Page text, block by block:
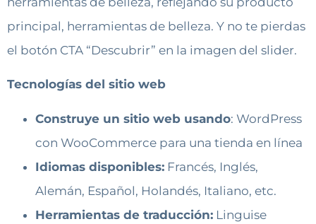
principal, herramientas de belleza. Y no te pierdas
el botón CTA “Descubrir” en la imagen del slider.
Tecnologías del sitio web
Construye un sitio web usando: WordPress
con WooCommerce para una tienda en línea
Idiomas disponibles: Francés, Inglés,
Alemán, Español, Holandés, Italiano, etc.
Herramientas de traducción: Linguise